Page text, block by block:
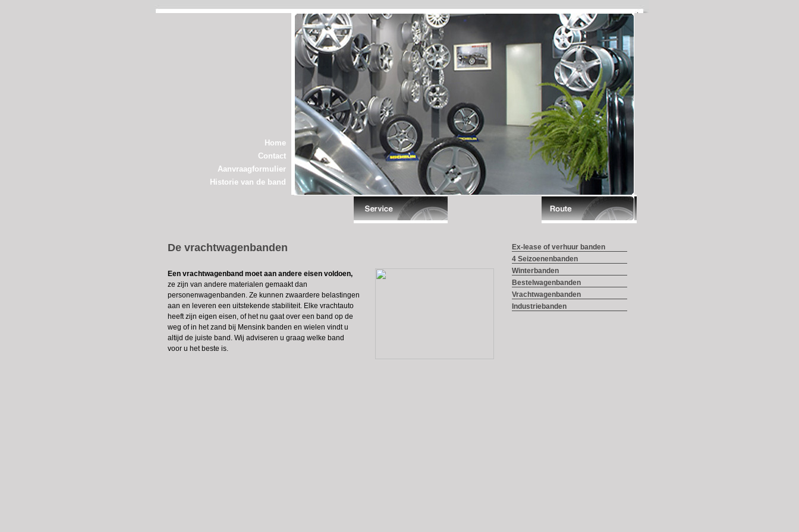
Home
Contact
Aanvraagformulier
Historie van de band
De vrachtwagenbanden
Een vrachtwagenband moet aan andere eisen voldoen,
ze zijn van andere materialen gemaakt dan
personenwagenbanden. Ze kunnen zwaardere belastingen
aan en leveren een uitstekende stabiliteit. Elke vrachtauto
heeft zijn eigen eisen, of het nu gaat over een band op de
weg of in het zand bij Mensink banden en wielen vindt u
altijd de juiste band. Wij adviseren u graag welke band
voor u het beste is.
Ex-lease of verhuur banden
4 Seizoenenbanden
Winterbanden
Bestelwagenbanden
Vrachtwagenbanden
Industriebanden